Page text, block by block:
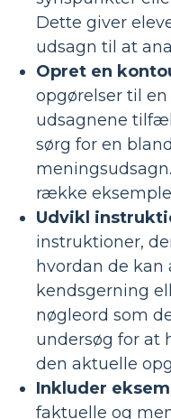
Dette giver
udsagn til at
Opret en
opgørelser til
udsagnene
sørg for en
række
Udvikl
instruktioner,
hvordan de
kendsgerning
nøgleord som
undersøg for at
den aktuelle
Inkluder
faktuelle og